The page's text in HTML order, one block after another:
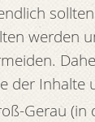
werden
der Inhalte
Gerau (in